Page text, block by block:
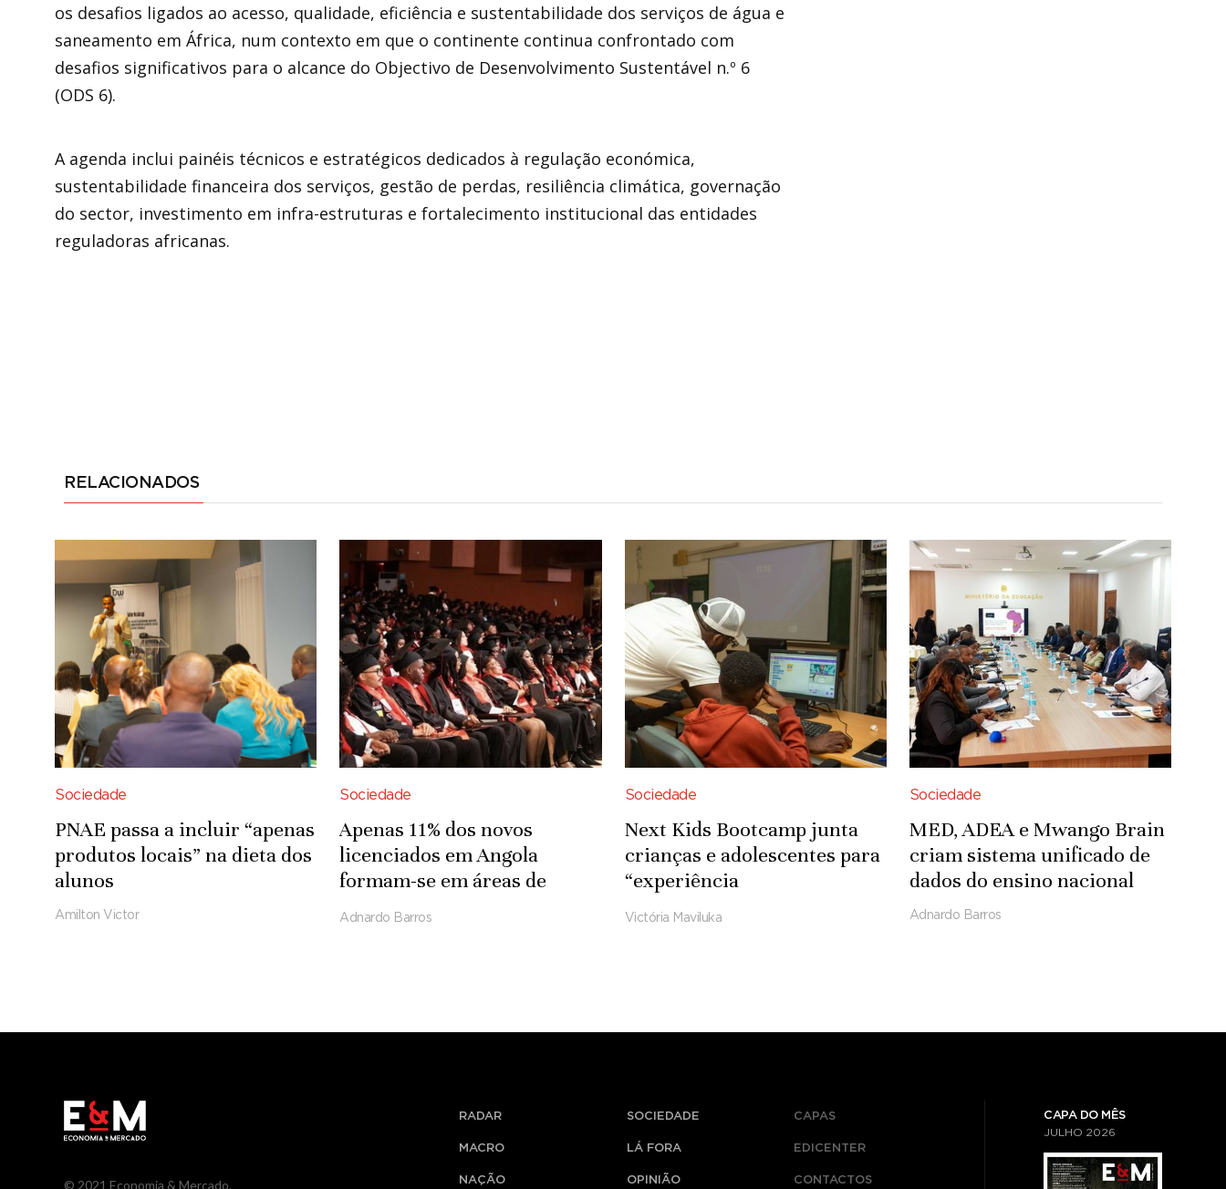
os desafios ligados ao acesso, qualidade, eficiência e sustentabilidade dos serviços de água e
saneamento em África, num contexto em que o continente continua confrontado com
desafios significativos para o alcance do Objectivo de Desenvolvimento Sustentável n.º 6
(ODS 6).
A agenda inclui painéis técnicos e estratégicos dedicados à regulação económica,
sustentabilidade financeira dos serviços, gestão de perdas, resiliência climática, governação
do sector, investimento em infra-estruturas e fortalecimento institucional das entidades
reguladoras africanas.
RELACIONADOS
Sociedade
PNAE passa a incluir “apenas
produtos locais” na dieta dos
alunos
Amilton Victor
Sociedade
Apenas 11% dos novos
licenciados em Angola
formam-se em áreas de
Tecnológicas e de
Adnardo Barros
Sociedade
Next Kids Bootcamp junta
crianças e adolescentes para
“experiência
transformadora” sobre
Victória Maviluka
Sociedade
MED, ADEA e Mwango Brain
criam sistema unificado de
dados do ensino nacional
Adnardo Barros
© 2021 Economia & Mercado.
RADAR
MACRO
NAÇÃO
SOCIEDADE
LÁ FORA
OPINIÃO
CAPAS
EDICENTER
CONTACTOS
CAPA DO MÊS
JULHO 2026